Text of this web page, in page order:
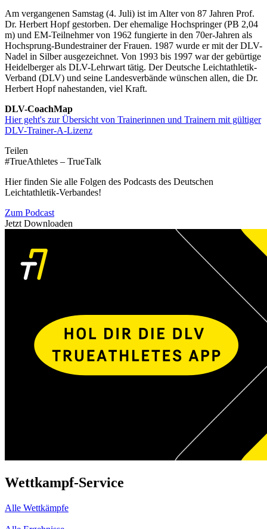
Am vergangenen Samstag (4. Juli) ist im Alter von 87 Jahren Prof.
Dr. Herbert Hopf gestorben. Der ehemalige Hochspringer (PB 2,04
m) und EM-Teilnehmer von 1962 fungierte in den 70er-Jahren als
Hochsprung-Bundestrainer der Frauen. 1987 wurde er mit der DLV-
Nadel in Silber ausgezeichnet. Von 1993 bis 1997 war der gebürtige
Heidelberger als DLV-Lehrwart tätig. Der Deutsche Leichtathletik-
Verband (DLV) und seine Landesverbände wünschen allen, die Dr.
Herbert Hopf nahestanden, viel Kraft.
DLV-CoachMap
Hier geht's zur Übersicht von Trainerinnen und Trainern mit gültiger
DLV-Trainer-A-Lizenz
Teilen
#TrueAthletes – TrueTalk
Hier finden Sie alle Folgen des Podcasts des Deutschen
Leichtathletik-Verbandes!
Zum Podcast
Jetzt Downloaden
Wettkampf-Service
Alle Wettkämpfe